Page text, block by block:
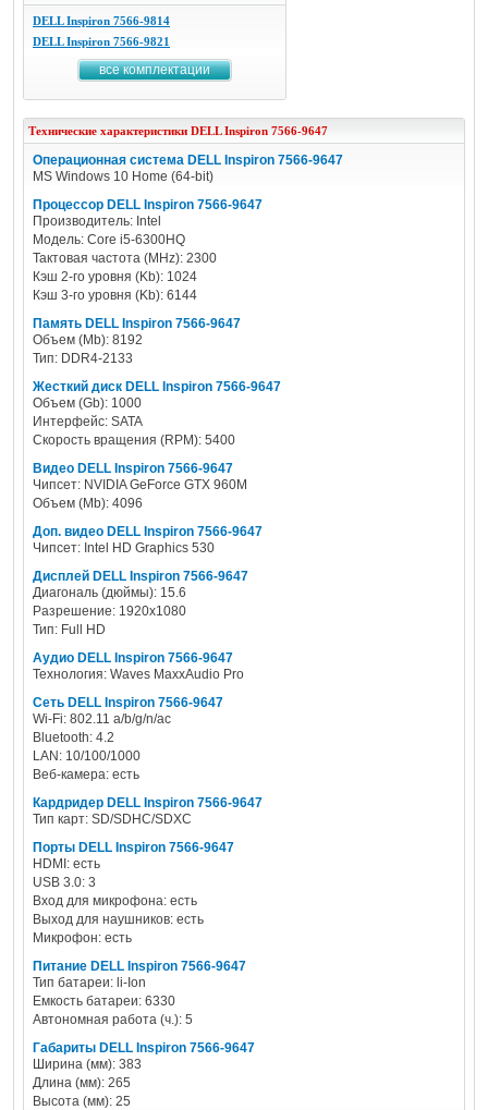
DELL Inspiron 7566-9814
DELL Inspiron 7566-9821
все комплектации
Технические характеристики DELL Inspiron 7566-9647
Операционная система DELL Inspiron 7566-9647
MS Windows 10 Home (64-bit)
Процессор DELL Inspiron 7566-9647
Производитель: Intel
Модель: Core i5-6300HQ
Тактовая частота (MHz): 2300
Кэш 2-го уровня (Kb): 1024
Кэш 3-го уровня (Kb): 6144
Память DELL Inspiron 7566-9647
Объем (Mb): 8192
Тип: DDR4-2133
Жесткий диск DELL Inspiron 7566-9647
Объем (Gb): 1000
Интерфейс: SATA
Скорость вращения (RPM): 5400
Видео DELL Inspiron 7566-9647
Чипсет: NVIDIA GeForce GTX 960M
Объем (Mb): 4096
Доп. видео DELL Inspiron 7566-9647
Чипсет: Intel HD Graphics 530
Дисплей DELL Inspiron 7566-9647
Диагональ (дюймы): 15.6
Разрешение: 1920x1080
Тип: Full HD
Аудио DELL Inspiron 7566-9647
Технология: Waves MaxxAudio Pro
Сеть DELL Inspiron 7566-9647
Wi-Fi: 802.11 a/b/g/n/ac
Bluetooth: 4.2
LAN: 10/100/1000
Веб-камера: есть
Кардридер DELL Inspiron 7566-9647
Тип карт: SD/SDHC/SDXC
Порты DELL Inspiron 7566-9647
HDMI: есть
USB 3.0: 3
Вход для микрофона: есть
Выход для наушников: есть
Микрофон: есть
Питание DELL Inspiron 7566-9647
Тип батареи: li-Ion
Емкость батареи: 6330
Автономная работа (ч.): 5
Габариты DELL Inspiron 7566-9647
Ширина (мм): 383
Длина (мм): 265
Высота (мм): 25